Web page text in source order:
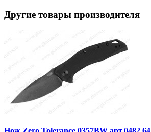
Другие товары производителя